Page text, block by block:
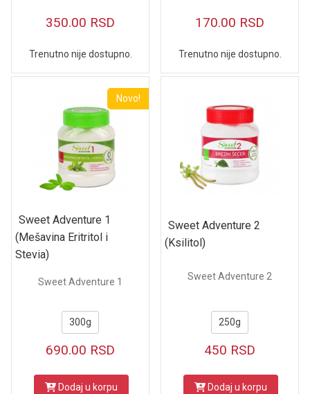
350.00 RSD
Trenutno nije dostupno.
170.00 RSD
Trenutno nije dostupno.
Novo!
Sweet Adventure 1
(Mešavina Eritritol i
Stevia)
Sweet Adventure 1
300g
690.00 RSD
Dodaj u korpu
Sweet Adventure 2
(Ksilitol)
Sweet Adventure 2
250g
450 RSD
Dodaj u korpu